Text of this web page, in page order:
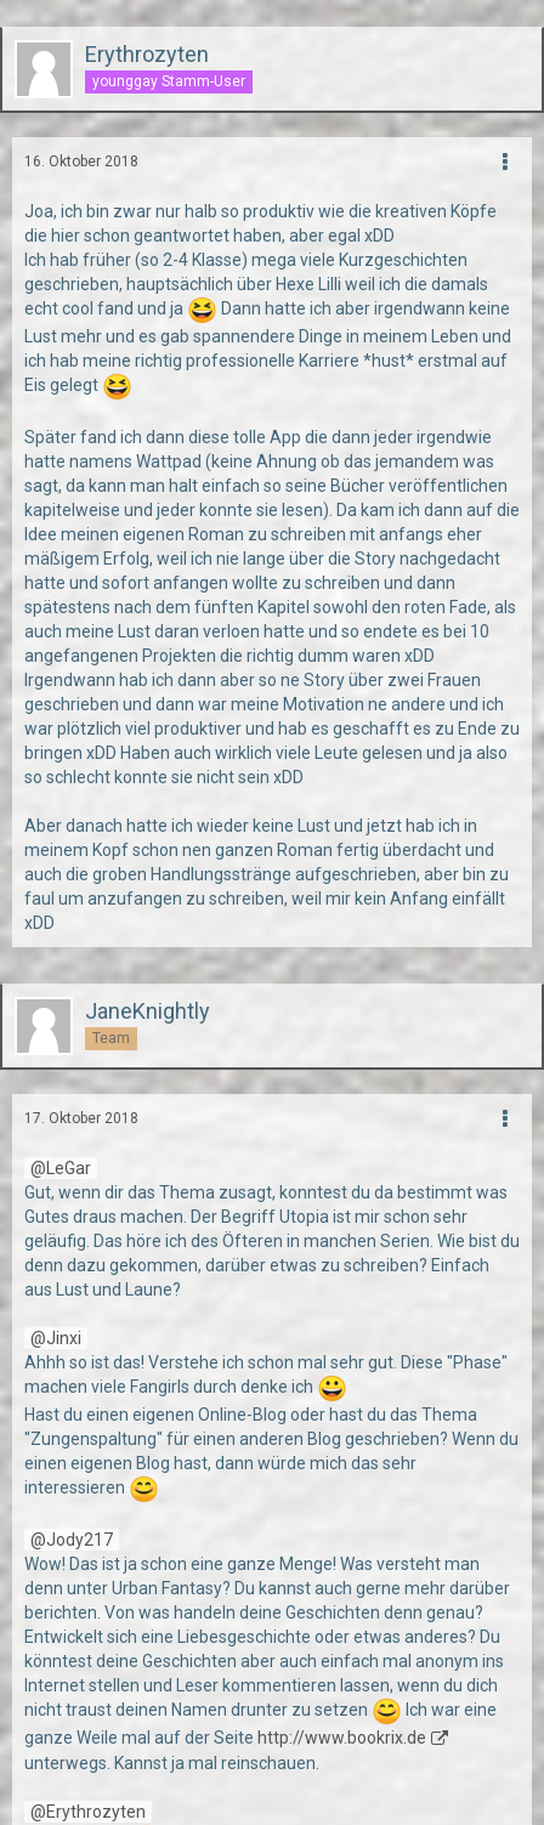
Erythrozyten
younggay Stamm-User
16. Oktober 2018
Joa, ich bin zwar nur halb so produktiv wie die kreativen Köpfe
die hier schon geantwortet haben, aber egal xDD
Ich hab früher (so 2-4 Klasse) mega viele Kurzgeschichten
geschrieben, hauptsächlich über Hexe Lilli weil ich die damals
echt cool fand und ja
Dann hatte ich aber irgendwann keine
Lust mehr und es gab spannendere Dinge in meinem Leben und
ich hab meine richtig professionelle Karriere *hust* erstmal auf
Eis gelegt
Später fand ich dann diese tolle App die dann jeder irgendwie
hatte namens Wattpad (keine Ahnung ob das jemandem was
sagt, da kann man halt einfach so seine Bücher veröffentlichen
kapitelweise und jeder konnte sie lesen). Da kam ich dann auf die
Idee meinen eigenen Roman zu schreiben mit anfangs eher
mäßigem Erfolg, weil ich nie lange über die Story nachgedacht
hatte und sofort anfangen wollte zu schreiben und dann
spätestens nach dem fünften Kapitel sowohl den roten Fade, als
auch meine Lust daran verloen hatte und so endete es bei 10
angefangenen Projekten die richtig dumm waren xDD
Irgendwann hab ich dann aber so ne Story über zwei Frauen
geschrieben und dann war meine Motivation ne andere und ich
war plötzlich viel produktiver und hab es geschafft es zu Ende zu
bringen xDD Haben auch wirklich viele Leute gelesen und ja also
so schlecht konnte sie nicht sein xDD
Aber danach hatte ich wieder keine Lust und jetzt hab ich in
meinem Kopf schon nen ganzen Roman fertig überdacht und
auch die groben Handlungsstränge aufgeschrieben, aber bin zu
faul um anzufangen zu schreiben, weil mir kein Anfang einfällt
xDD
JaneKnightly
Team
17. Oktober 2018
LeGar
Gut, wenn dir das Thema zusagt, konntest du da bestimmt was
Gutes draus machen. Der Begriff Utopia ist mir schon sehr
geläufig. Das höre ich des Öfteren in manchen Serien. Wie bist du
denn dazu gekommen, darüber etwas zu schreiben? Einfach
aus Lust und Laune?
Jinxi
Ahhh so ist das! Verstehe ich schon mal sehr gut. Diese "Phase"
machen viele Fangirls durch denke ich
Hast du einen eigenen Online-Blog oder hast du das Thema
"Zungenspaltung" für einen anderen Blog geschrieben? Wenn du
einen eigenen Blog hast, dann würde mich das sehr
interessieren
Jody217
Wow! Das ist ja schon eine ganze Menge! Was versteht man
denn unter Urban Fantasy? Du kannst auch gerne mehr darüber
berichten. Von was handeln deine Geschichten denn genau?
Entwickelt sich eine Liebesgeschichte oder etwas anderes? Du
könntest deine Geschichten aber auch einfach mal anonym ins
Internet stellen und Leser kommentieren lassen, wenn du dich
nicht traust deinen Namen drunter zu setzen
Ich war eine
ganze Weile mal auf der Seite http://www.bookrix.de
unterwegs. Kannst ja mal reinschauen.
Erythrozyten